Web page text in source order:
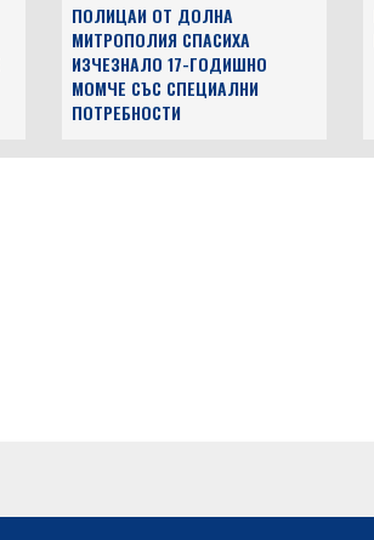
ПОЛИЦАИ ОТ ДОЛНА
МИТРОПОЛИЯ СПАСИХА
ИЗЧЕЗНАЛО 17-ГОДИШНО
МОМЧЕ СЪС СПЕЦИАЛНИ
ПОТРЕБНОСТИ